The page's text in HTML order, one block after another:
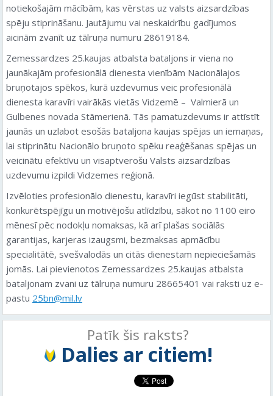
notiekošajām mācībām, kas vērstas uz valsts aizsardzības
spēju stiprināšanu. Jautājumu vai neskaidrību gadījumos
aicinām zvanīt uz tālruņa numuru 28619184.
Zemessardzes 25.kaujas atbalsta bataljons ir viena no
jaunākajām profesionālā dienesta vienībām Nacionālajos
bruņotajos spēkos, kurā uzdevumus veic profesionālā
dienesta karavīri vairākās vietās Vidzemē – Valmierā un
Gulbenes novada Stāmerienā. Tās pamatuzdevums ir attīstīt
jaunās un uzlabot esošās bataljona kaujas spējas un iemaņas,
lai stiprinātu Nacionālo bruņoto spēku reaģēšanas spējas un
veicinātu efektīvu un visaptverošu Valsts aizsardzības
uzdevumu izpildi Vidzemes reģionā.
Izvēloties profesionālo dienestu, karavīri iegūst stabilitāti,
konkurētspējīgu un motivējošu atlīdzību, sākot no 1100 eiro
mēnesī pēc nodokļu nomaksas, kā arī plašas sociālās
garantijas, karjeras izaugsmi, bezmaksas apmācību
specialitātē, svešvalodās un citās dienestam nepieciešamās
jomās. Lai pievienotos Zemessardzes 25.kaujas atbalsta
bataljonam zvani uz tālruņa numuru 28665401 vai raksti uz e-
pastu 25bn@mil.lv
Patīk šis raksts?
Dalies ar citiem!